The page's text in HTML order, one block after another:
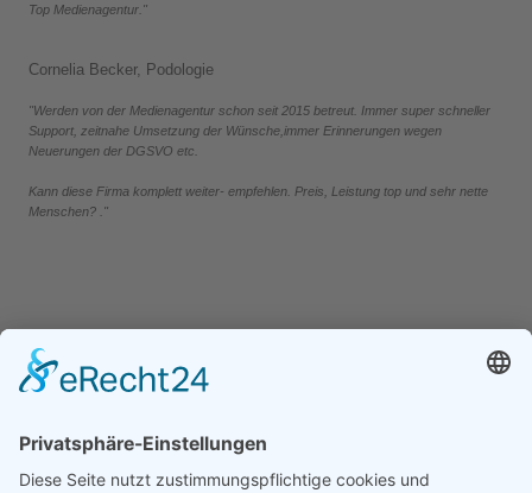
Top Medienagentur."
Cornelia Becker, Podologie
"Werden von der Medienagentur schon seit 2015 betreut. Immer super schneller
Support, zeitnahe Umsetzung der Wünsche,immer Erinnerungen wegen
Neuerungen der DGSVO etc.
Kann diese Firma komplett weiter- empfehlen. Preis, Leistung top und sehr nette
Menschen? ."